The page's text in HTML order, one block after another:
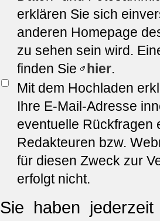
erklären Sie sich
anderen Homepage
zu sehen sein wird.
finden Sie
hier.
Mit dem Hochladen
Ihre E-Mail-Adresse
eventuelle Rückfragen
Redakteuren bzw.
für diesen Zweck zur
erfolgt nicht.
Sie haben